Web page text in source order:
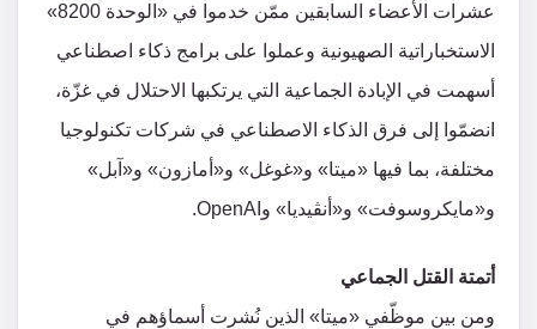
عشرات الأعضاء السابقين ممّن خدموا في «الوحدة 8200»
الاستخباراتية الصهيونية وعملوا على برامج ذكاء اصطناعي
أسهمت في الإبادة الجماعية التي يرتكبها الاحتلال في غزّة،
انضمّوا إلى فرق الذكاء الاصطناعي في شركات تكنولوجيا
مختلفة، بما فيها «ميتا» و«غوغل» و«أمازون» و«آبل»
و«مايكروسوفت» و«أنڤيديا» وOpenAI.
أتمتة القتل الجماعي
ومن بين موظّفي «ميتا» الذين نُشرت أسماؤهم في